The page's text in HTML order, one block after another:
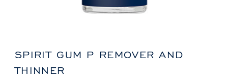
SPIRIT GUM P REMOVER AND
THINNER